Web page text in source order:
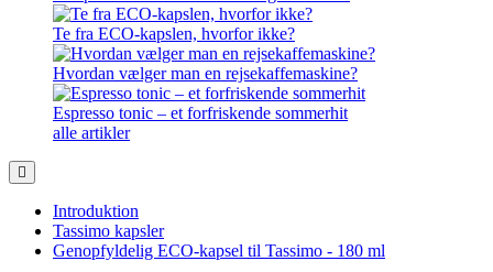
Te fra ECO-kapslen, hvorfor ikke?
Hvordan vælger man en rejsekaffemaskine?
Espresso tonic – et forfriskende sommerhit
alle artikler
Introduktion
Tassimo kapsler
Genopfyldelig ECO-kapsel til Tassimo - 180 ml